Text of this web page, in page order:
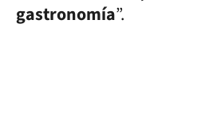
gastronomía”.